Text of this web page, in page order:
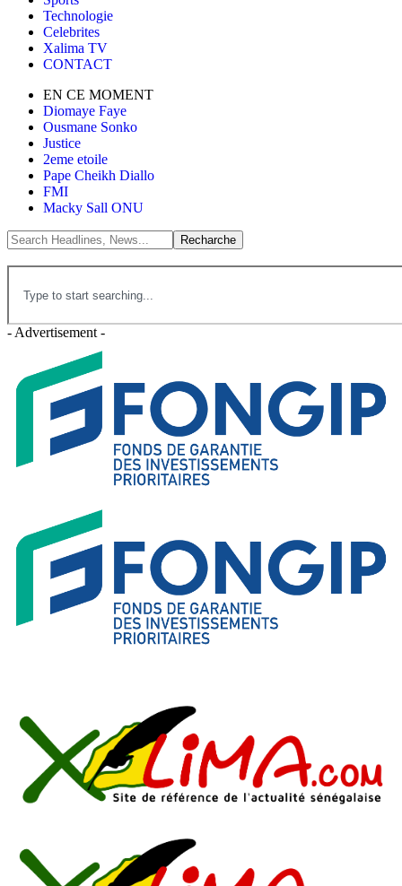
Technologie
Celebrites
Xalima TV
CONTACT
EN CE MOMENT
Diomaye Faye
Ousmane Sonko
Justice
2eme etoile
Pape Cheikh Diallo
FMI
Macky Sall ONU
- Advertisement -